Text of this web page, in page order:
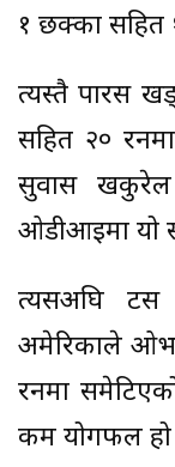
१ छक्का सहित
त्यस्तै पारस
सहित २०
सुवास
ओडीआईमा यो
त्यसअघि टस
अमेरिकाले
रनमा
कम योगफल हो